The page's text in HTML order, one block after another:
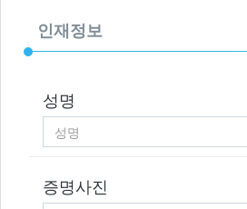
인재정보
성명
증명사진